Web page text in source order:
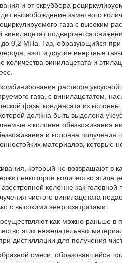
и от скруббера
высвобождение заметного
газа с высоким
подвергается
0,2 МПа. Газ, образующийся
азот и другие инертные
винилацетата и
раствора уксусной
газа, с винилацетатом,
фазы конденсата из
должна быть выделена
в колонне обезвоживания
и колонна получения
материалов, которые
который не возвращают в
некоторое количество
колонне как головной
чистого винилацетата
с высокими энергозатратами.
как можно раньше в
этих нежелательных
дистилляции для получения
смеси, образовавшейся